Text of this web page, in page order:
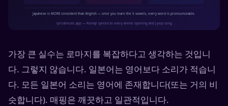
가장 큰 실수는 로마지를 복잡하다고 생각하는 것입니
다. 그렇지 않습니다. 일본어는 영어보다 소리가 적습니
다. 모든 일본어 소리는 영어에 존재합니다(또는 거의 비
슷합니다). 매핑은 깨끗하고 일관적입니다.